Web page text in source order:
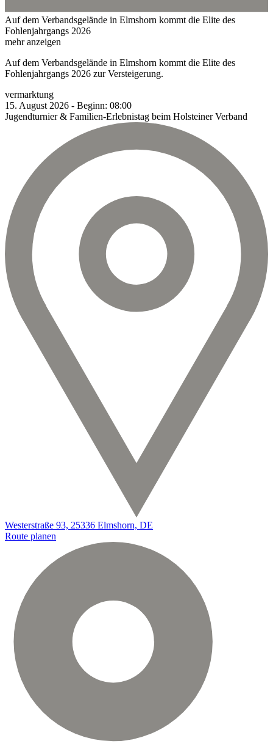
Auf dem Verbandsgelände in Elmshorn kommt die Elite des
Fohlenjahrgangs 2026
mehr anzeigen
Auf dem Verbandsgelände in Elmshorn kommt die Elite des
Fohlenjahrgangs 2026 zur Versteigerung.
vermarktung
15. August 2026 - Beginn: 08:00
Jugendturnier & Familien-Erlebnistag beim Holsteiner Verband
Westerstraße 93, 25336 Elmshorn, DE
Route planen